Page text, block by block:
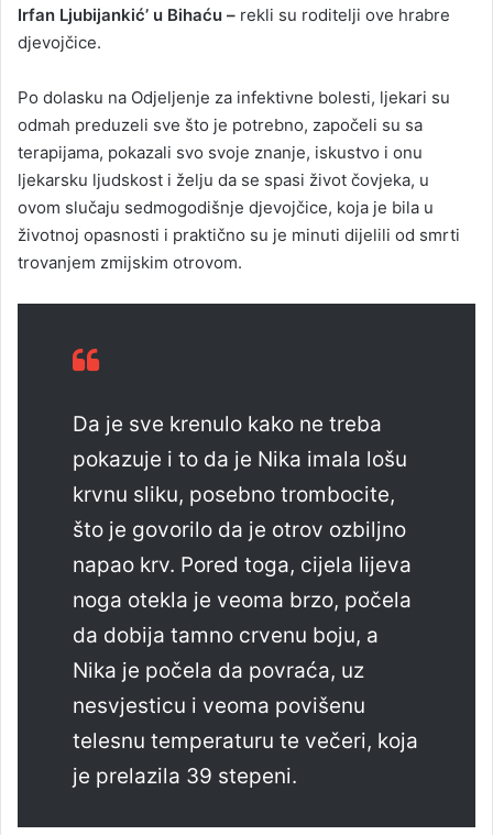
Irfan Ljubijankić’ u Bihaću – rekli su roditelji ove hrabre
djevojčice.
Po dolasku na Odjeljenje za infektivne bolesti, ljekari su
odmah preduzeli sve što je potrebno, započeli su sa
terapijama, pokazali svo svoje znanje, iskustvo i onu
ljekarsku ljudskost i želju da se spasi život čovjeka, u
ovom slučaju sedmogodišnje djevojčice, koja je bila u
životnoj opasnosti i praktično su je minuti dijelili od smrti
trovanjem zmijskim otrovom.
Da je sve krenulo kako ne treba
pokazuje i to da je Nika imala lošu
krvnu sliku, posebno trombocite,
što je govorilo da je otrov ozbiljno
napao krv. Pored toga, cijela lijeva
noga otekla je veoma brzo, počela
da dobija tamno crvenu boju, a
Nika je počela da povraća, uz
nesvjesticu i veoma povišenu
telesnu temperaturu te večeri, koja
je prelazila 39 stepeni.